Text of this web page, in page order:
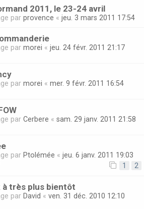
2011, le 23-24 avril
par provence « jeu. 3 mars 2011 17:54
par morei « jeu. 24 févr. 2011 21:17
par morei « mer. 9 févr. 2011 16:54
par Cerbere « sam. 29 janv. 2011 21:58
par Ptolémée « jeu. 6 janv. 2011 19:03
1 2
à très plus bientôt
par David « ven. 31 déc. 2010 12:10